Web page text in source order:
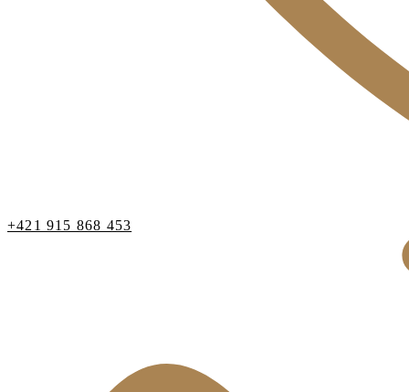
+421 915 868 453